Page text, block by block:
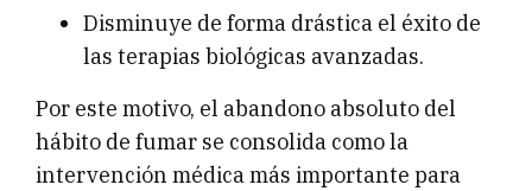
Disminuye de forma drástica el éxito de
las terapias biológicas avanzadas.
Por este motivo, el abandono absoluto del
hábito de fumar se consolida como la
intervención médica más importante para